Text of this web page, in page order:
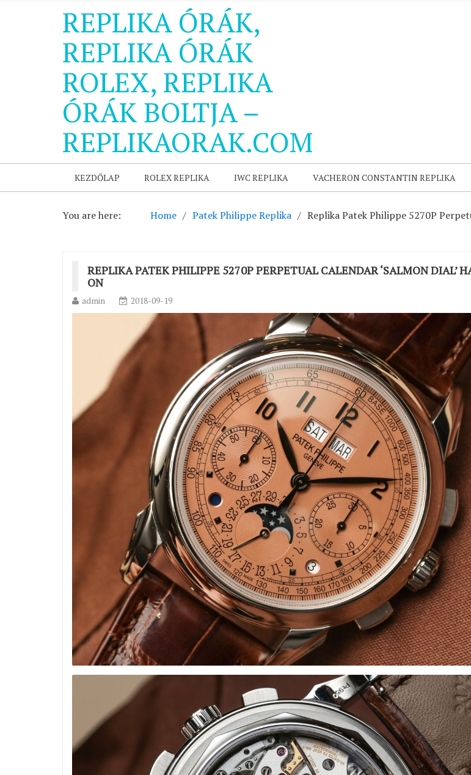
REPLIKA ÓRÁK,
REPLIKA ÓRÁK
ROLEX, REPLIKA
ÓRÁK BOLTJA –
REPLIKAORAK.COM
KEZDŐLAP ROLEX REPLIKA IWC REPLIKA VACHERON CONSTANTIN REPLIKA
You are here: Home Patek Philippe Replika Replika Patek Philippe 5270P
REPLIKA PATEK PHILIPPE 5270P PERPETUAL CALENDAR ‘SALMON DIAL’
ON
admin 2018-09-19